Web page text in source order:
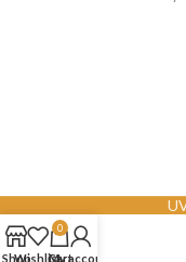
ShopWishlist
0
Cart
My account